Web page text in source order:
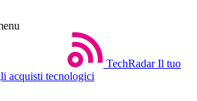
TechRadar Il tuo
acquisti tecnologici